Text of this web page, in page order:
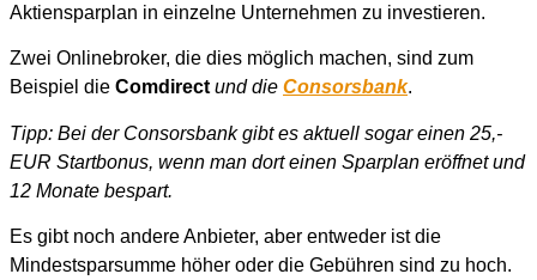
Aktiensparplan in einzelne Unternehmen zu investieren.
Zwei Onlinebroker, die dies möglich machen, sind zum
Beispiel die Comdirect und die Consorsbank.
Tipp: Bei der Consorsbank gibt es aktuell sogar einen 25,-
EUR Startbonus, wenn man dort einen Sparplan eröffnet und
12 Monate bespart.
Es gibt noch andere Anbieter, aber entweder ist die
Mindestsparsumme höher oder die Gebühren sind zu hoch.